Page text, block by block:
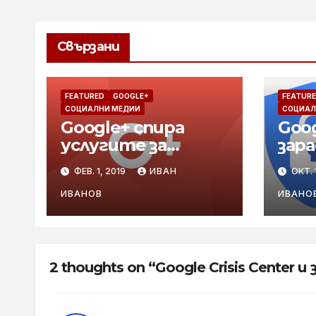
Свързани
FEATURED
GOOGLE+
СОЦИАЛНИ МЕДИИ
Google+ спира
услугите за
потребители на 2
април
ФЕВ. 1, 2019 ИВАН
ИВАНОВ
със
ОКТ.
2 thoughts on “Google Crisis Center